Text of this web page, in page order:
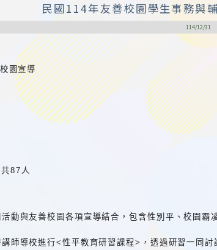
民國114年友善校園學生事務與
114/12/31
園宣導
87人
動與友善校園各項宣導結合，包含性別平、校園霸
師導校進行<性平教育研習課程>，透過研習一同討